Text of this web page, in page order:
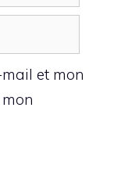
et mon